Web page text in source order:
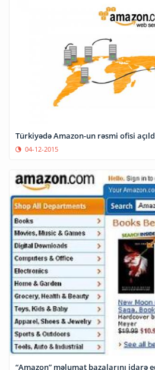
Türkiyədə Amazon-un rəsmi ofisi
04-12-2015
“Amazon” məlumat bazalarını idarə